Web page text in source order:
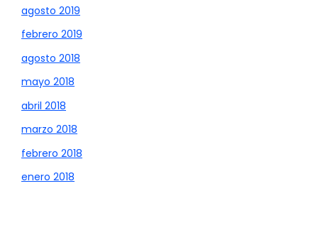
agosto 2019
febrero 2019
agosto 2018
mayo 2018
abril 2018
marzo 2018
febrero 2018
enero 2018